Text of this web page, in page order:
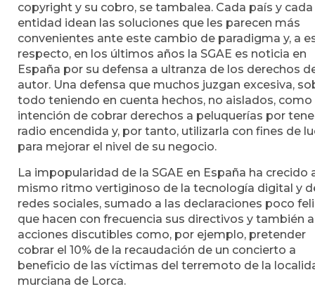
copyright y su cobro, se tambalea. Cada país y cada
entidad idean las soluciones que les parecen más
convenientes ante este cambio de paradigma y, a
respecto, en los últimos años la SGAE es noticia en
España por su defensa a ultranza de los derechos
autor. Una defensa que muchos juzgan excesiva,
todo teniendo en cuenta hechos, no aislados, como
intención de cobrar derechos a peluquerías por
radio encendida y, por tanto, utilizarla con fines de
para mejorar el nivel de su negocio.
La impopularidad de la SGAE en España ha crecido
mismo ritmo vertiginoso de la tecnología digital y
redes sociales, sumado a las declaraciones poco
que hacen con frecuencia sus directivos y también a
acciones discutibles como, por ejemplo, pretender
cobrar el 10% de la recaudación de un concierto a
beneficio de las víctimas del terremoto de la
murciana de Lorca.